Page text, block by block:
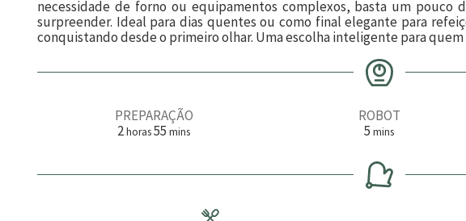
necessidade de forno ou equipamentos complexos, basta um pouco
surpreender. Ideal para dias quentes ou como final elegante para
conquistando desde o primeiro olhar. Uma escolha inteligente para
PREPARAÇÃO
2h
a
horas55m
u
mins
ROBOT
5m
n
u
t
mins